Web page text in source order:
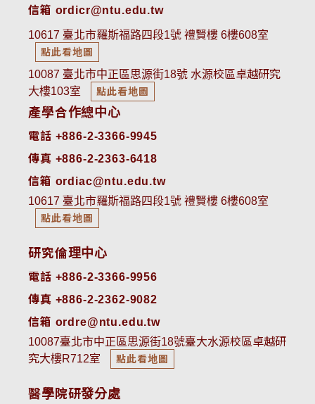
信箱 ordicr@ntu.edu.tw
10617 臺北市羅斯福路四段1號 禮賢樓 6樓608室
點此看地圖
10087 臺北市中正區思源街18號 水源校區卓越研究
大樓103室
點此看地圖
產學合作總中心
電話 +886-2-3366-9945
傳真 +886-2-2363-6418
信箱 ordiac@ntu.edu.tw
10617 臺北市羅斯福路四段1號 禮賢樓 6樓608室
點此看地圖
研究倫理中心
電話 +886-2-3366-9956
傳真 +886-2-2362-9082
信箱 ordre@ntu.edu.tw
10087臺北市中正區思源街18號臺大水源校區卓越研
究大樓R712室
點此看地圖
醫學院研發分處